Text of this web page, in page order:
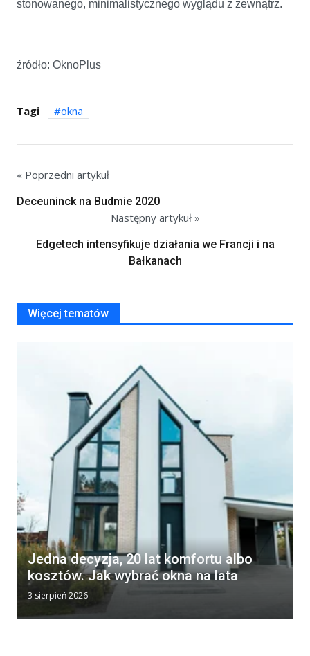
stonowanego, minimalistycznego wyglądu z zewnątrz.
źródło: OknoPlus
Tagi okna
« Poprzedni artykuł
Deceuninck na Budmie 2020
Następny artykuł »
Edgetech intensyfikuje działania we Francji i na
Bałkanach
Więcej tematów
Jedna decyzja, 20 lat komfortu albo
kosztów. Jak wybrać okna na lata
3 sierpień 2026